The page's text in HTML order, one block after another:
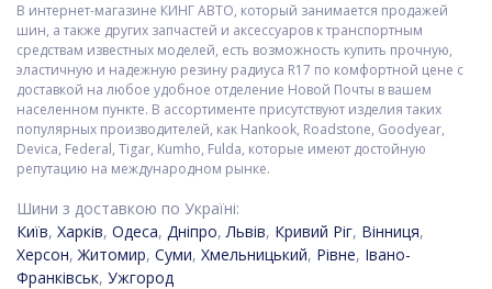
В интернет-магазине КИНГ АВТО, который занимается продажей
шин, а также других запчастей и аксессуаров к транспортным
средствам известных моделей, есть возможность купить прочную,
эластичную и надежную резину радиуса R17 по комфортной цене с
доставкой на любое удобное отделение Новой Почты в вашем
населенном пункте. В ассортименте присутствуют изделия таких
популярных производителей, как Hankook, Roadstone, Goodyear,
Devica, Federal, Tigar, Kumho, Fulda, которые имеют достойную
репутацию на международном рынке.
Шини з доставкою по Україні:
Київ, Харків, Одеса, Дніпро,Львів, Кривий Ріг, Вінниця,
Херсон,Житомир, Суми, Хмельницький, Рівне, Івано-
Франківськ, Ужгород